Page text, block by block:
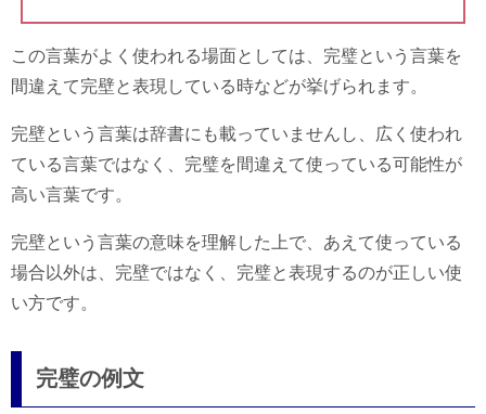
この言葉がよく使われる場面としては、完璧という言葉を
間違えて完壁と表現している時などが挙げられます。
完壁という言葉は辞書にも載っていませんし、広く使われ
ている言葉ではなく、完璧を間違えて使っている可能性が
高い言葉です。
完壁という言葉の意味を理解した上で、あえて使っている
場合以外は、完壁ではなく、完璧と表現するのが正しい使
い方です。
完璧の例文